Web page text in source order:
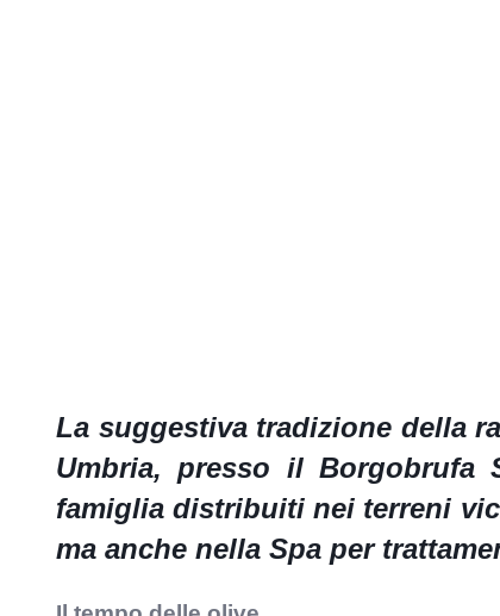
La suggestiva tradizione della
Umbria, presso il Borgobrufa
famiglia distribuiti nei terreni
ma anche nella Spa per